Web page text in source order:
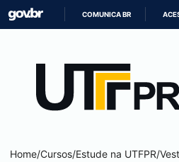
COMUNICA BR
Home/Cursos/Estude na UTFPR/